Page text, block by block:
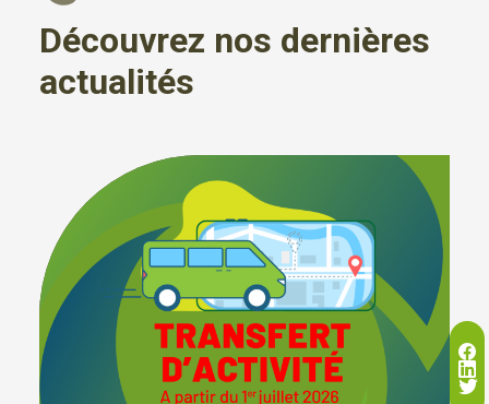
Découvrez nos dernières
actualités